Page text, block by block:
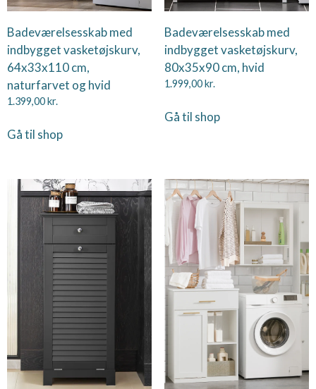
Badeværelsesskab med
indbygget vasketøjskurv,
64x33x110 cm,
naturfarvet og hvid
1.399,00kr.
Gå til shop
Badeværelsesskab med
indbygget vasketøjskurv,
80x35x90 cm, hvid
1.999,00kr.
Gå til shop